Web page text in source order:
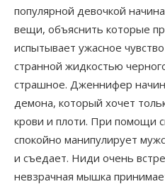
популярной девочкой
вещи, объяснить которые
испытывает ужасное
странной жидкостью
страшное. Дженнифер
демона, который хочет
крови и плоти. При помощи
спокойно манипулирует
и съедает. Ниди очень
невзрачная мышка